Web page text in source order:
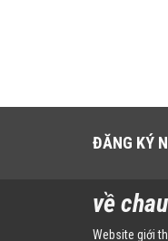
ĐĂNG KÝ
về
Website giới